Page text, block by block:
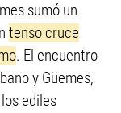
sumó un
tenso cruce
. El encuentro
y Güemes,
ediles